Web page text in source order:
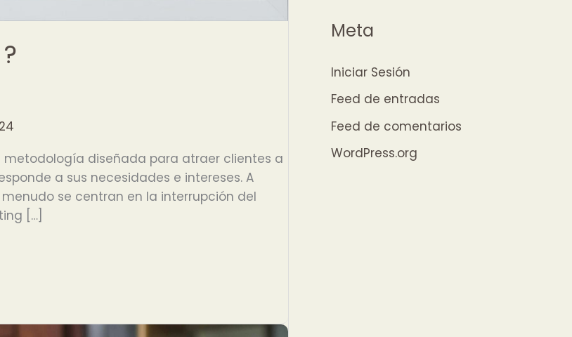
metodología diseñada para atraer clientes a
a sus necesidades e intereses. A
se centran en la interrupción del
[…]
Meta
Iniciar Sesión
Feed de entradas
Feed de comentarios
WordPress.org